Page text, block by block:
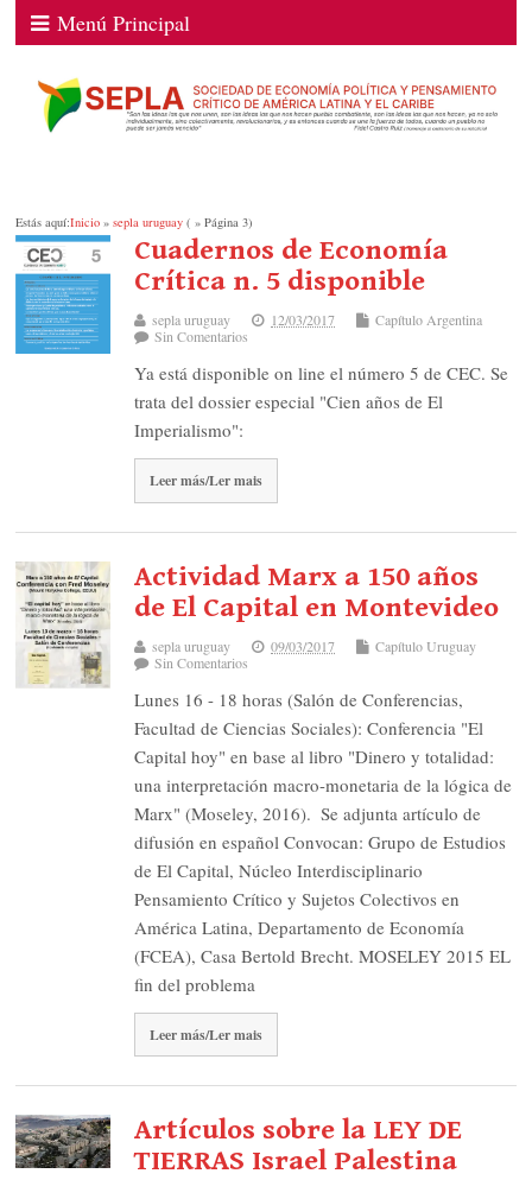
Menú Principal
Estás aquí:Inicio »sepla uruguay ( » Página 3)
Cuadernos de Economía
Crítica n. 5 disponible
sepla uruguay 12/03/2017
Capítulo Argentina
Sin Comentarios
Ya está disponible on line el número 5 de CEC. Se
trata del dossier especial "Cien años de El
Imperialismo":
Leer más/Ler mais
Actividad Marx a 150 años
de El Capital en Montevideo
sepla uruguay 09/03/2017
Capítulo Uruguay
Sin Comentarios
Lunes 16 - 18 horas (Salón de Conferencias,
Facultad de Ciencias Sociales): Conferencia "El
Capital hoy" en base al libro "Dinero y totalidad:
una interpretación macro-monetaria de la lógica de
Marx" (Moseley, 2016). ​ Se adjunta artículo de
difusión en español Convocan: Grupo de Estudios
de El Capital, Núcleo Interdisciplinario
Pensamiento Crítico y Sujetos Colectivos en
América Latina, Departamento de Economía
(FCEA), Casa Bertold Brecht. MOSELEY 2015 EL
fin del problema
Leer más/Ler mais
Artículos sobre la LEY DE
TIERRAS Israel Palestina